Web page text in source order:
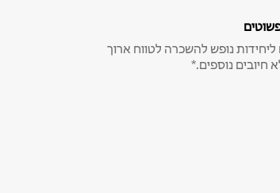
ליחידות נופש להשכרה לטווח ארוך
חיובים נוספים.*